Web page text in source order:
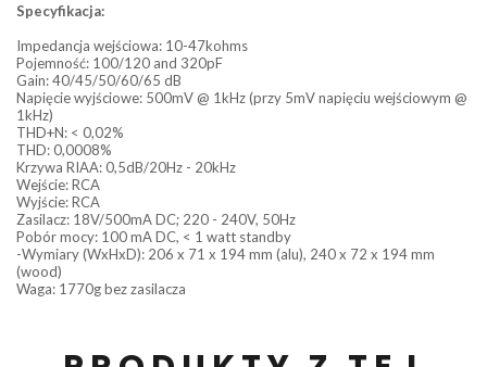
Specyfikacja:
Impedancja wejściowa: 10-47kohms
Pojemność: 100/120 and 320pF
Gain: 40/45/50/60/65 dB
Napięcie wyjściowe: 500mV @ 1kHz (przy 5mV napięciu wejściowym @
1kHz)
THD+N: < 0,02%
THD: 0,0008%
Krzywa RIAA: 0,5dB/20Hz - 20kHz
Wejście: RCA
Wyjście: RCA
Zasilacz: 18V/500mA DC; 220 - 240V, 50Hz
Pobór mocy: 100 mA DC, < 1 watt standby
-Wymiary (WxHxD): 206 x 71 x 194 mm (alu), 240 x 72 x 194 mm
(wood)
Waga: 1770g bez zasilacza